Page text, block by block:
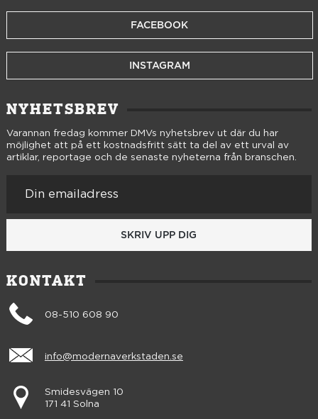
FACEBOOK
INSTAGRAM
NYHETSBREV
Varannan fredag kommer DMVs nyhetsbrev ut där du har
möjlighet att på ett kostnadsfritt sätt ta del av ett urval av
artiklar, reportage och de senaste nyheterna från branschen.
SKRIV UPP DIG
KONTAKT
08-510 608 90
info@modernaverkstaden.se
Smidesvägen 10
171 41 Solna